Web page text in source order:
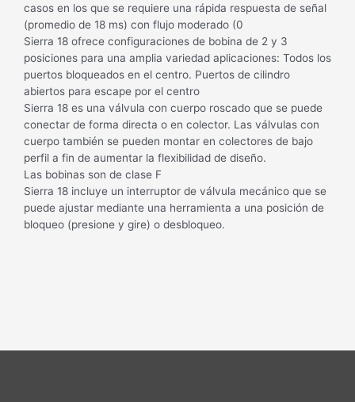
casos en los que se requiere una rápida respuesta de señal
(promedio de 18 ms) con flujo moderado (0
Sierra 18 ofrece configuraciones de bobina de 2 y 3
posiciones para una amplia variedad aplicaciones: Todos los
puertos bloqueados en el centro. Puertos de cilindro
abiertos para escape por el centro
Sierra 18 es una válvula con cuerpo roscado que se puede
conectar de forma directa o en colector. Las válvulas con
cuerpo también se pueden montar en colectores de bajo
perfil a fin de aumentar la flexibilidad de diseño.
Las bobinas son de clase F
Sierra 18 incluye un interruptor de válvula mecánico que se
puede ajustar mediante una herramienta a una posición de
bloqueo (presione y gire) o desbloqueo.